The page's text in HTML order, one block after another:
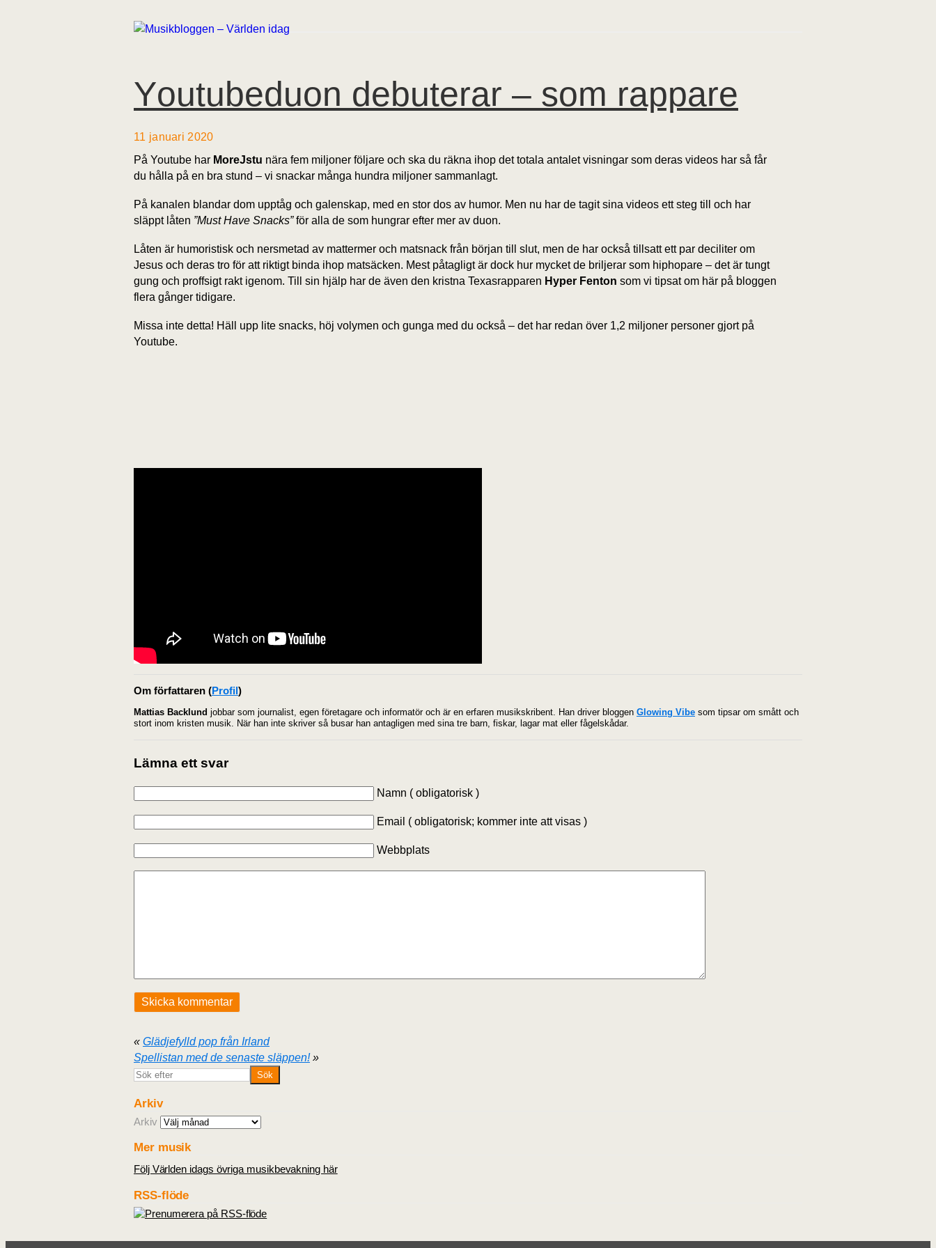
Youtubeduon debuterar – som rappare
11 januari 2020
På Youtube har MoreJstu nära fem miljoner följare och ska du räkna ihop det totala antalet visningar som deras videos har så får
du hålla på en bra stund – vi snackar många hundra miljoner sammanlagt.
På kanalen blandar dom upptåg och galenskap, med en stor dos av humor. Men nu har de tagit sina videos ett steg till och har
släppt låten ”Must Have Snacks”för alla de som hungrar efter mer av duon.
Låten är humoristisk och nersmetad av mattermer och matsnack från början till slut, men de har också tillsatt ett par deciliter om
Jesus och deras tro för att riktigt binda ihop matsäcken. Mest påtagligt är dock hur mycket de briljerar som hiphopare – det är tungt
gung och proffsigt rakt igenom. Till sin hjälp har de även den kristna Texasrapparen Hyper Fenton som vi tipsat om här på bloggen
flera gånger tidigare.
Missa inte detta! Häll upp lite snacks, höj volymen och gunga med du också – det har redan över 1,2 miljoner personer gjort på
Youtube.
Om författaren (Profil)
Mattias Backlund jobbar som journalist, egen företagare och informatör och är en erfaren musikskribent. Han driver bloggen Glowing Vibe som tipsar om smått och
stort inom kristen musik. När han inte skriver så busar han antagligen med sina tre barn, fiskar, lagar mat eller fågelskådar.
Lämna ett svar
Namn ( obligatorisk )
Email ( obligatorisk; kommer inte att visas )
Webbplats
« Glädjefylld pop från Irland
Spellistan med de senaste släppen!»
Arkiv
Arkiv
Mer musik
Följ Världen idags övriga musikbevakning här
RSS-flöde